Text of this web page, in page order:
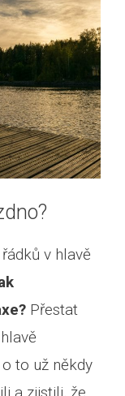
v hlavě
Přestat
to už někdy
a zjistili, že